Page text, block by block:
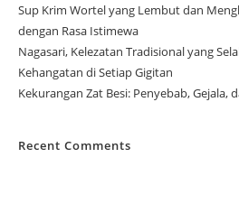
Sup Krim Wortel yang Lembut dan
dengan Rasa Istimewa
Nagasari, Kelezatan Tradisional yang
Kehangatan di Setiap Gigitan
Kekurangan Zat Besi: Penyebab, Gejala,
Recent Comments